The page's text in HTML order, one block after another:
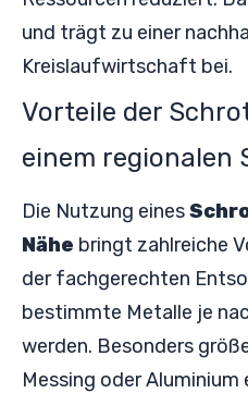
und trägt zu einer
Kreislaufwirtschaft bei.
Vorteile der
einem regionalen
Die Nutzung eines
Nähe bringt zahlreiche
der fachgerechten
bestimmte Metalle je
werden. Besonders
Messing oder Aluminium